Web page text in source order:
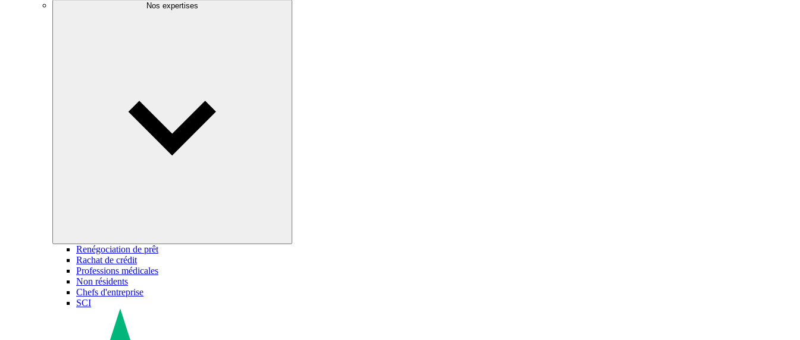
Nos expertises
Renégociation de prêt
Rachat de crédit
Professions médicales
Non résidents
Chefs d'entreprise
SCI